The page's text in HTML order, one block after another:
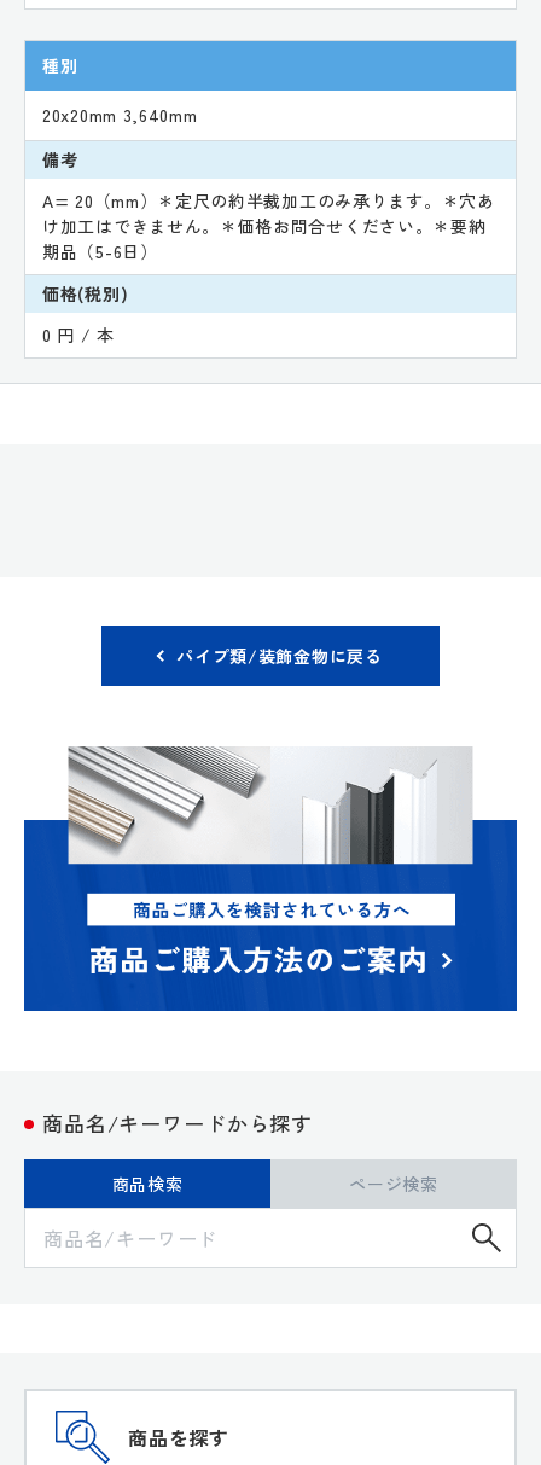
種別
20x20mm 3,640mm
備考
A= 20（mm）＊定尺の約半裁加工のみ承ります。＊穴あ
け加工はできません。＊価格お問合せください。＊要納
期品（5-6日）
価格(税別)
0 円 / 本
パイプ類/装飾金物に戻る
商品名/キーワードから探す
商品検索 ページ検索
商品を探す